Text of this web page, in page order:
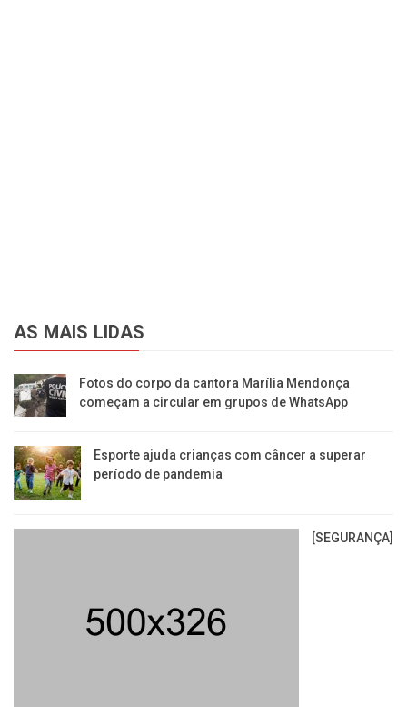
AS MAIS LIDAS
Fotos do corpo da cantora Marília Mendonça
começam a circular em grupos de WhatsApp
Esporte ajuda crianças com câncer a superar
período de pandemia
[SEGURANÇA]